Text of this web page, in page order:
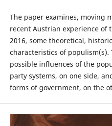
The paper examines, moving
recent Austrian experience of
2016, some theoretical,
characteristics of
possible influences of the
party systems, on one side,
forms of government, on the